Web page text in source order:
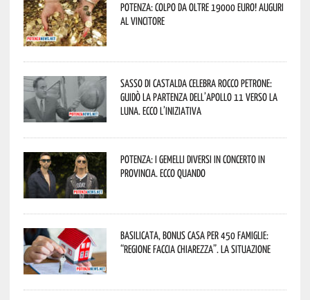
Potenza: colpo da oltre 19000 Euro! Auguri
al vincitore
Sasso di Castalda celebra Rocco Petrone:
guidò la partenza dell’Apollo 11 verso la
Luna. Ecco l’iniziativa
Potenza: i Gemelli DiVersi in concerto in
provincia. Ecco quando
Basilicata, Bonus casa per 450 famiglie:
“Regione faccia chiarezza”. La situazione